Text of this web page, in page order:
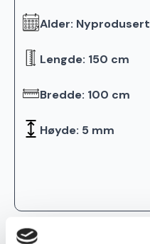
Alder: Nyprodusert
Lengde: 150 cm
Bredde: 100 cm
Høyde: 5 mm